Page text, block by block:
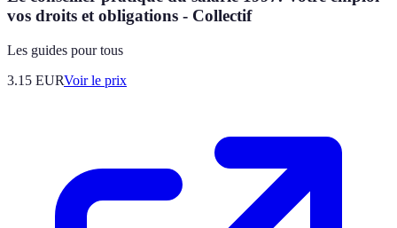
vos droits et obligations - Collectif
Les guides pour tous
3.15 EURVoir le prix